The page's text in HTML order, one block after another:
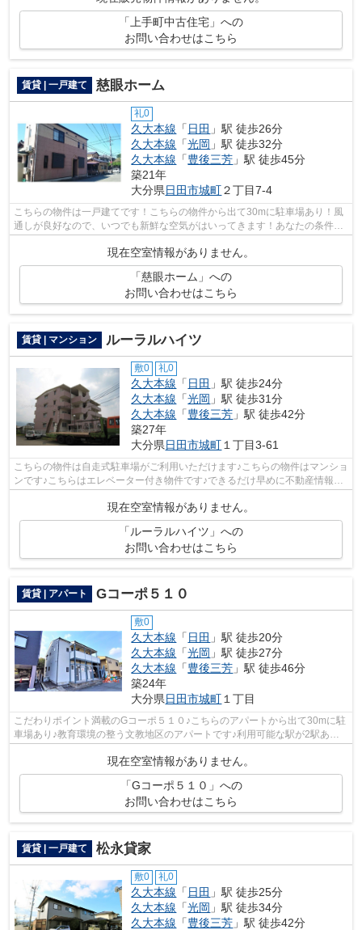
「上手町中古住宅」への
お問い合わせはこちら
賃貸 | 一戸建て 慈眼ホーム
礼0
久大本線 「 日田 」駅 徒歩26分
久大本線 「光岡 」駅 徒歩32分
久大本線 「豊後三芳 」駅 徒歩45分
築21年
大分県日田市城町２丁目7-4
こちらの物件は一戸建てです！こちらの物件から出て30mに駐車場あり！風
通しが良好なので、いつでも新鮮な空気がはいってきます！あなたの条件に
現在空室情報がありません。
「慈眼ホーム」への
お問い合わせはこちら
賃貸 | マンション ルーラルハイツ
敷0 礼0
久大本線 「 日田 」駅 徒歩24分
久大本線 「光岡 」駅 徒歩31分
久大本線 「豊後三芳 」駅 徒歩42分
築27年
大分県日田市城町 １丁目3-61
こちらの物件は自走式駐車場がご利用いただけます♪こちらの物件はマンショ
ンです♪こちらはエレベーター付き物件です♪できるだけ早めに不動産情報を
集めたい方は当社スタッフまでご連絡...
現在空室情報がありません。
「ルーラルハイツ」への
お問い合わせはこちら
賃貸 | アパート Gコーポ５１０
敷0
久大本線 「 日田 」駅 徒歩20分
久大本線 「光岡 」駅 徒歩27分
久大本線 「豊後三芳 」駅 徒歩46分
築24年
大分県日田市城町１丁目
こだわりポイント満載のGコーポ５１０♪こちらのアパートから出て30mに駐
車場あり♪教育環境の整う文教地区のアパートです♪利用可能な駅が2駅あ
現在空室情報がありません。
「Gコーポ５１０」への
お問い合わせはこちら
賃貸 | 一戸建て 松永貸家
敷0 礼0
久大本線 「 日田 」駅 徒歩25分
久大本線 「光岡 」駅 徒歩34分
久大本線 「豊後三芳 」駅 徒歩42分